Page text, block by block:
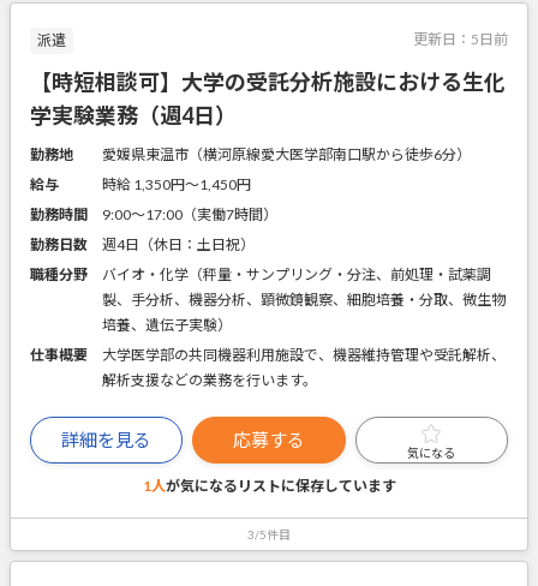
派遣 更新日： 5日前
【時短相談可】大学の受託分析施設における生化
学実験業務（週4日）
勤務地
愛媛県東温市（横河原線愛大医学部南口駅から徒歩6分）
給与
時給 1,350円〜1,450円
勤務時間
9:00～17:00（実働7時間）
勤務日数
週4日（休日：土日祝）
職種分野
バイオ・化学（秤量・サンプリング・分注、前処理・試薬調
製、手分析、機器分析、顕微鏡観察、細胞培養・分取、微生物
培養、遺伝子実験）
仕事概要
大学医学部の共同機器利用施設で、機器維持管理や受託解析、
解析支援などの業務を行います。
詳細を見る 応募する
気になる
1人が気になるリストに保存しています
3/5件目